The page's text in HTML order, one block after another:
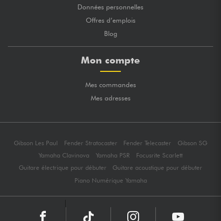
Données personnelles
Offres d’emplois
Blog
Mon compte
Mes commandes
Mes adresses
Gibson Les Paul Fender Stratocaster Fender Telecaster
Gibson SG
Yamaha Clavinova
Yamaha PSR
Focusrite Scarlett
Guitare électrique pour débuter
Guitare acoustique pour débuter
Piano Numérique Yamaha